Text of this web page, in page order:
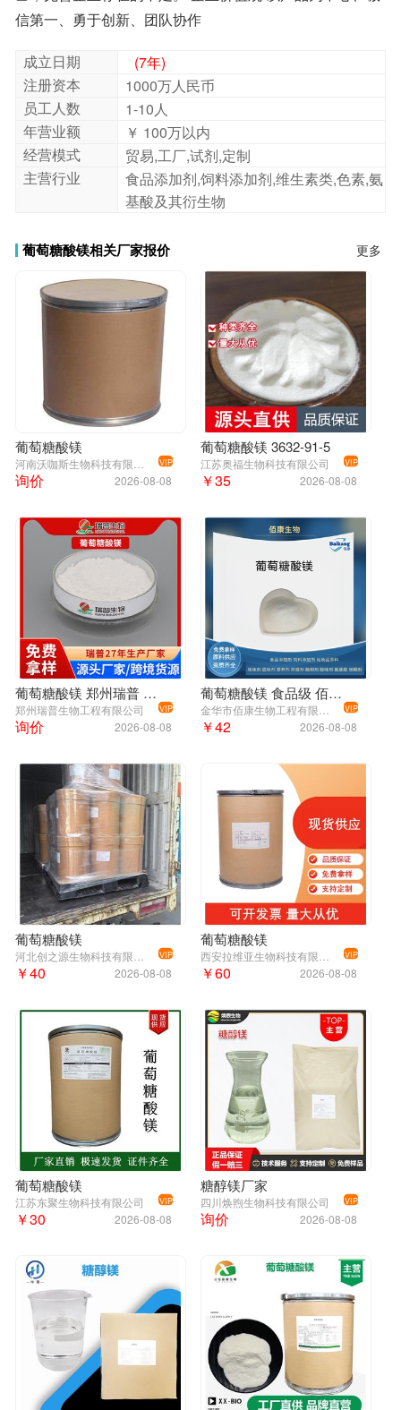
信第一、勇于创新、团队协作
成立日期
(7年)
注册资本
1000万人民币
员工人数
1-10人
年营业额
￥ 100万以内
经营模式
贸易,工厂,试剂,定制
主营行业
食品添加剂,饲料添加剂,维生素类,色素,氨
基酸及其衍生物
葡萄糖酸镁相关厂家报价 更多
葡萄糖酸镁
VIP
2026-08-08
询价
葡萄糖酸镁 3632-91-5
江苏奥福生物科技有限公司 VIP
2026-08-08
￥35
葡萄糖酸镁 郑州瑞普 食品级 免费拿样 可定制
郑州瑞普生物工程有限公司 VIP
2026-08-08
询价
葡萄糖酸镁 食品级 佰康 营养剂
VIP
2026-08-08
￥42
葡萄糖酸镁
VIP
2026-08-08
￥40
葡萄糖酸镁
VIP
2026-08-08
￥60
葡萄糖酸镁
江苏东聚生物科技有限公司 VIP
2026-08-08
￥30
糖醇镁厂家
四川焕煦生物科技有限公司 VIP
2026-08-08
询价